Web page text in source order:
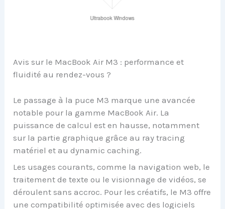
Avis sur le MacBook Air M3 : performance et
fluidité au rendez-vous ?
Le passage à la puce M3 marque une avancée
notable pour la gamme MacBook Air. La
puissance de calcul est en hausse, notamment
sur la partie graphique grâce au ray tracing
matériel et au dynamic caching.
Les usages courants, comme la navigation web, le
traitement de texte ou le visionnage de vidéos, se
déroulent sans accroc. Pour les créatifs, le M3 offre
une compatibilité optimisée avec des logiciels